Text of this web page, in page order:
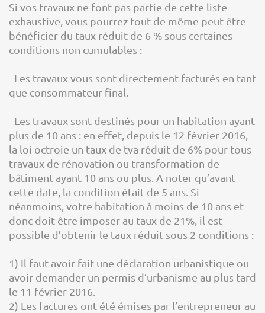
Si vos travaux ne font pas partie de cette liste
exhaustive, vous pourrez tout de même peut être
bénéficier du taux réduit de 6 % sous certaines
conditions non cumulables :
- Les travaux vous sont directement facturés en tant
que consommateur final.
- Les travaux sont destinés pour un habitation ayant
plus de 10 ans : en effet, depuis le 12 février 2016,
la loi octroie un taux de tva réduit de 6% pour tous
travaux de rénovation ou transformation de
bâtiment ayant 10 ans ou plus. A noter qu’avant
cette date, la condition était de 5 ans. Si
néanmoins, votre habitation à moins de 10 ans et
donc doit être imposer au taux de 21%, il est
possible d’obtenir le taux réduit sous 2 conditions :
1) Il faut avoir fait une déclaration urbanistique ou
avoir demander un permis d’urbanisme au plus tard
le 11 février 2016.
2) Les factures ont été émises par l’entrepreneur au